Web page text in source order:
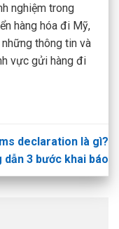
nghiệm trong
hàng hóa đi Mỹ,
thông tin và
vực gửi hàng đi
declaration là gì?
dẫn 3 bước khai báo